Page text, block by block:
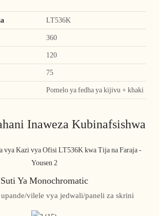
LT536K
360
120
75
Pomelo ya fedha ya kijivu + khaki
Inaweza Kubinafsishwa
Suti Ya Monochromatic
vilele vya jedwali/paneli za skrini